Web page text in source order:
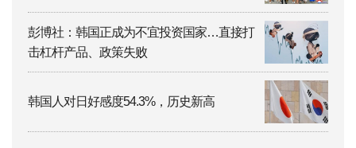
彭博社：韩国正成为不宜投资国家…直接打
击杠杆产品、政策失败
韩国人对日好感度54.3%，历史新高